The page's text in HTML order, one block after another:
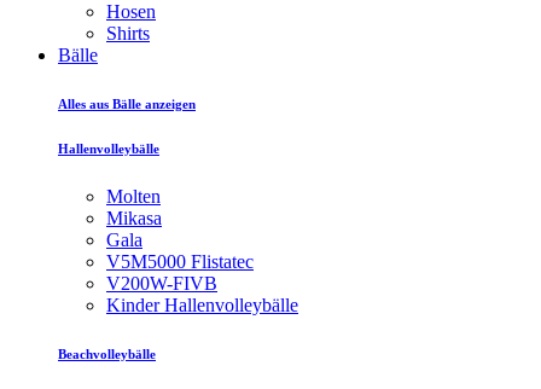
Hosen
Shirts
Bälle
Alles aus Bälle anzeigen
Hallenvolleybälle
Molten
Mikasa
Gala
V5M5000 Flistatec
V200W-FIVB
Kinder Hallenvolleybälle
Beachvolleybälle